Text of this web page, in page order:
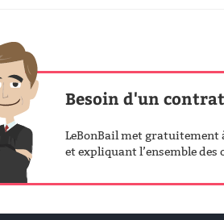
Besoin d'un
LeBonBail met gratuitement
et expliquant l’ensemble